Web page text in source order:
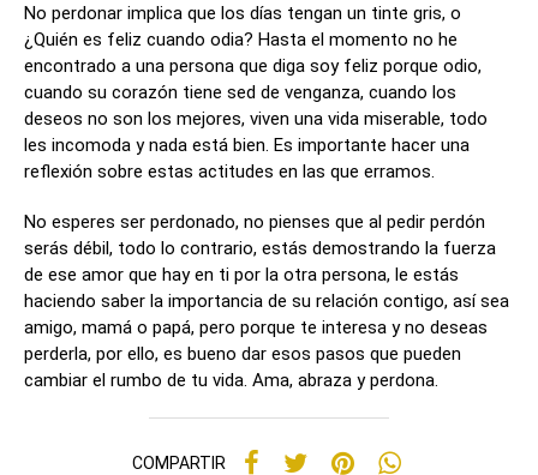
No perdonar implica que los días tengan un tinte gris, o
¿Quién es feliz cuando odia? Hasta el momento no he
encontrado a una persona que diga soy feliz porque odio,
cuando su corazón tiene sed de venganza, cuando los
deseos no son los mejores, viven una vida miserable, todo
les incomoda y nada está bien. Es importante hacer una
reflexión sobre estas actitudes en las que erramos.
No esperes ser perdonado, no pienses que al pedir perdón
serás débil, todo lo contrario, estás demostrando la fuerza
de ese amor que hay en ti por la otra persona, le estás
haciendo saber la importancia de su relación contigo, así sea
amigo, mamá o papá, pero porque te interesa y no deseas
perderla, por ello, es bueno dar esos pasos que pueden
cambiar el rumbo de tu vida. Ama, abraza y perdona.
COMPARTIR